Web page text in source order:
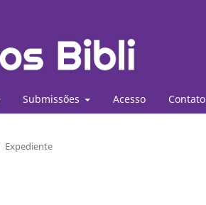
Submissões Acesso Contato
Expediente